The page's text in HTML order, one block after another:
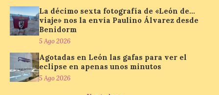
de Iberia con wifi de alta
velocidad gratuito de
Starlink
Iberia se convierte en la
La décimo sexta fotografía de «León de…
viaje» nos la envía Paulino Álvarez desde
Benidorm
5 Ago 2026
Agotadas en León las gafas para ver el
eclipse en apenas unos minutos
5 Ago 2026